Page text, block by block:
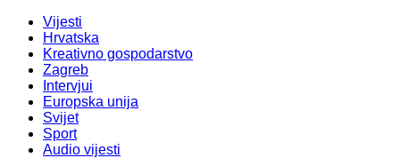
Vijesti
Hrvatska
Kreativno gospodarstvo
Zagreb
Intervjui
Europska unija
Svijet
Sport
Audio vijesti